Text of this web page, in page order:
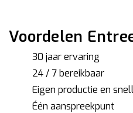
Voordelen
30 jaar ervaring
24 / 7 bereikbaar
Eigen productie en
Één aanspreekpunt